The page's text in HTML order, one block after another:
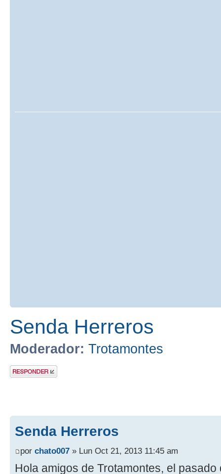
Senda Herreros
Moderador: Trotamontes
Publicar una
respuesta
Senda Herreros
por chato007 » Lun Oct 21, 2013 11:45 am
Hola amigos de Trotamontes, el